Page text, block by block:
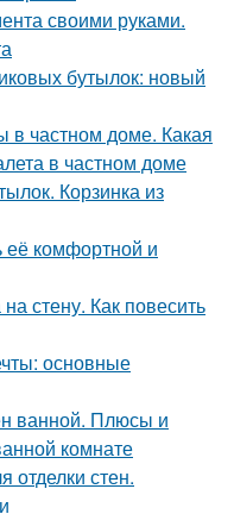
своими руками.
бутылок: новый
в частном доме. Какая
в частном доме
Корзинка из
её комфортной и
стену. Как повесить
основные
ванной. Плюсы и
комнате
отделки стен.